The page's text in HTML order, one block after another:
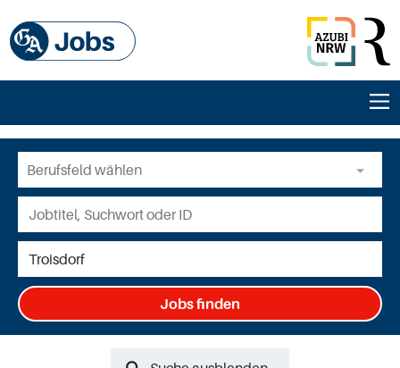
Jobs finden